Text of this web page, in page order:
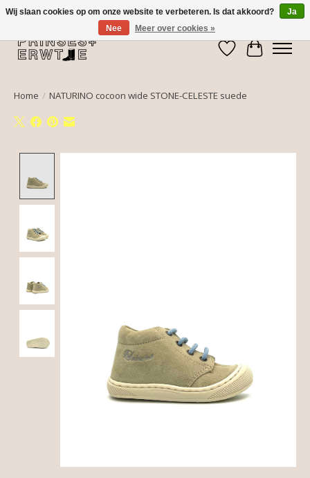
Verlanglijst
Home / NATURINO cocoon wide STONE-CELESTE suede
Wij slaan cookies op om onze website te verbeteren. Is dat akkoord?
Ja
Nee
Meer over cookies »